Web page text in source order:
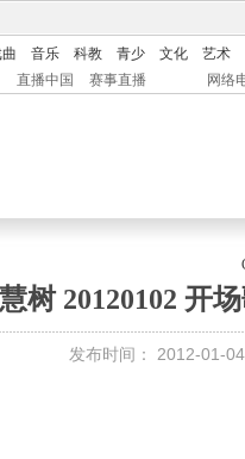
音乐 科教 青少 文化
艺术
直播中国 赛事直播 网络
树 20120102 开
发布时间： 2012-01-